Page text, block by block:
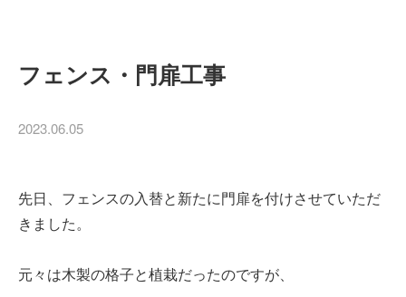
フェンス・門扉工事
2023.06.05
先日、フェンスの入替と新たに門扉を付けさせていただ
きました。
元々は木製の格子と植栽だったのですが、